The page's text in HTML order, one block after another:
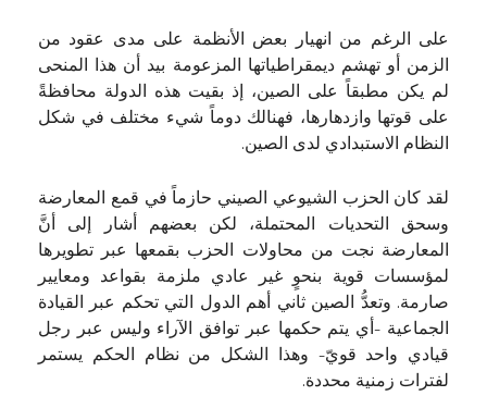
على الرغم من انهيار بعض الأنظمة على مدى عقود من
الزمن أو تهشم ديمقراطياتها المزعومة بيد أن هذا المنحى
لم يكن مطبقاً على الصين، إذ بقيت هذه الدولة محافظةً
على قوتها وازدهارها، فهنالك دوماً شيء مختلف في شكل
النظام الاستبدادي لدى الصين.
لقد كان الحزب الشيوعي الصيني حازماً في قمع المعارضة
وسحق التحديات المحتملة، لكن بعضهم أشار إلى أنَّ
المعارضة نجت من محاولات الحزب بقمعها عبر تطويرها
لمؤسسات قوية بنحوٍ غير عادي ملزمة بقواعد ومعايير
صارمة. وتعدُّ الصين ثاني أهم الدول التي تحكم عبر القيادة
الجماعية -أي يتم حكمها عبر توافق الآراء وليس عبر رجل
قيادي واحد قويّ- وهذا الشكل من نظام الحكم يستمر
لفترات زمنية محددة.